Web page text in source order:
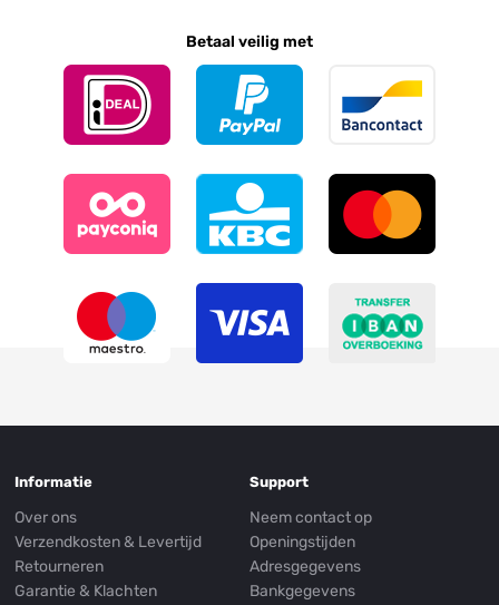
Betaal veilig met
Informatie
Over ons
Verzendkosten & Levertijd
Retourneren
Garantie & Klachten
Support
Neem contact op
Openingstijden
Adresgegevens
Bankgegevens